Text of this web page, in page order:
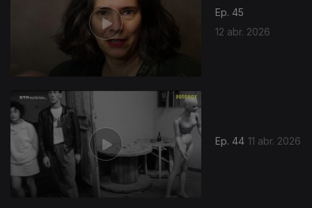
Ep. 45
12 abr. 2026
Ep. 44 11 abr. 2026